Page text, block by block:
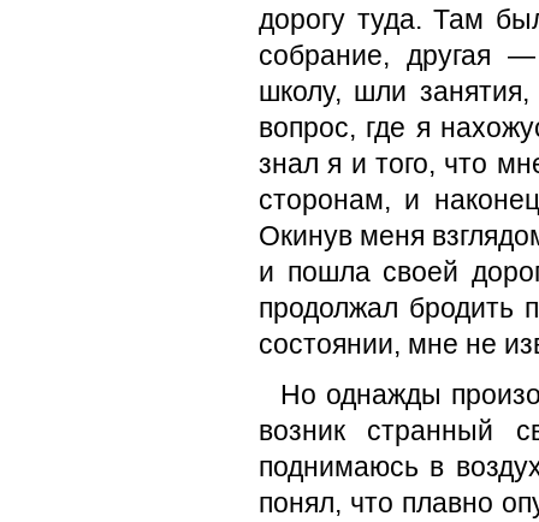
дорогу туда. Там
собрание, другая
школу, шли
вопрос, где я
знал я и того, что
сторонам, и
Окинув меня
и пошла своей
продолжал бродить
состоянии, мне не
Но однажды
возник странный
поднимаюсь в
понял, что плавно